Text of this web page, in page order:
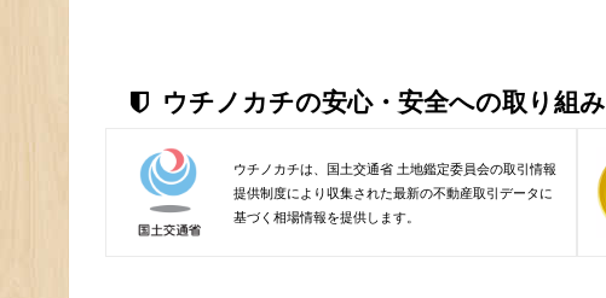
ウチノカチの安心・安全への取り組み
ウチノカチは、国土交通省 土地鑑定委員会の取引情報
提供制度により収集された最新の不動産取引データに
基づく相場情報を提供します。